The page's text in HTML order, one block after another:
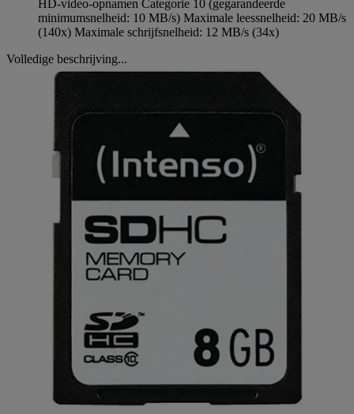
HD-video-opnamen Categorie 10 (gegarandeerde
minimumsnelheid: 10 MB/s) Maximale leessnelheid: 20 MB/s
(140x) Maximale schrijfsnelheid: 12 MB/s (34x)
Volledige beschrijving...